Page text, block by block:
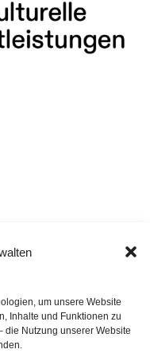
um unsere Website
Inhalte und Funktionen zu
Nutzung unserer Website